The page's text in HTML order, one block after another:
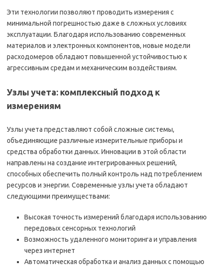
Эти технологии позволяют проводить измерения с
минимальной погрешностью даже в сложных условиях
эксплуатации. Благодаря использованию современных
материалов и электронных компонентов, новые модели
расходомеров обладают повышенной устойчивостью к
агрессивным средам и механическим воздействиям.
Узлы учета: комплексный подход к
измерениям
Узлы учета представляют собой сложные системы,
объединяющие различные измерительные приборы и
средства обработки данных. Инновации в этой области
направлены на создание интегрированных решений,
способных обеспечить полный контроль над потреблением
ресурсов и энергии. Современные узлы учета обладают
следующими преимуществами:
Высокая точность измерений благодаря использованию
передовых сенсорных технологий
Возможность удаленного мониторинга и управления
через интернет
Автоматическая обработка и анализ данных с помощью